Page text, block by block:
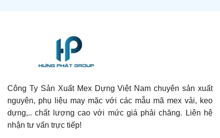
Công Ty Sản Xuất Mex Dựng Việt Nam chuyên sản xuất
nguyên, phụ liệu may mặc với các mẫu mã mex vải, keo
dựng,.. chất lượng cao với mức giá phải chăng. Liên hệ
nhận tư vấn trực tiếp!